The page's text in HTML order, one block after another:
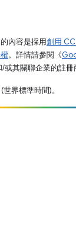
內容是採用創用
。詳情請參閱《
其關聯企業的註冊
界標準時間)。